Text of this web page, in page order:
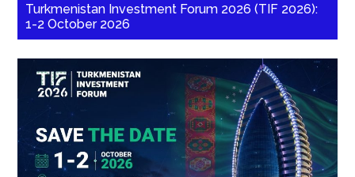
Turkmenistan Investment Forum 2026 (TIF 2026):
1-2 October 2026